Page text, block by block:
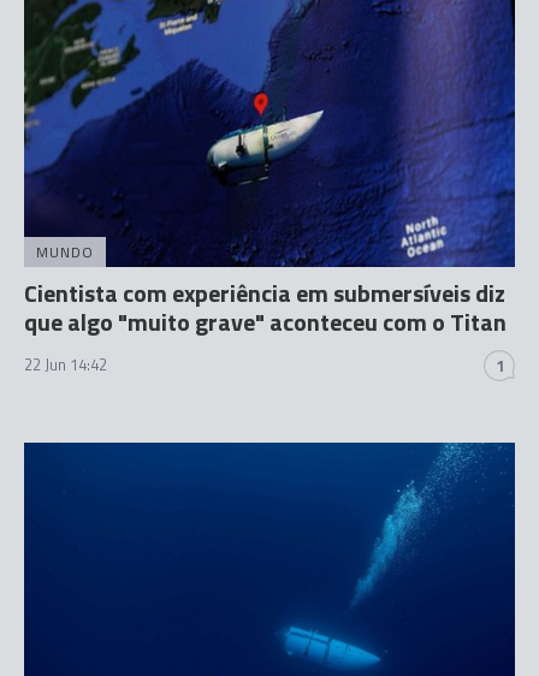
MUNDO
Cientista com experiência em submersíveis diz
que algo "muito grave" aconteceu com o Titan
22 Jun 14:42 1